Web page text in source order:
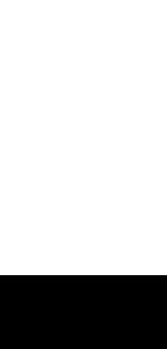
Add